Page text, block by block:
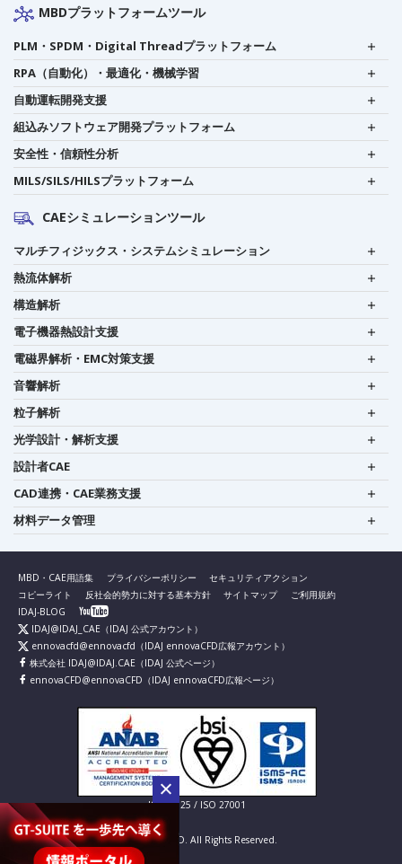
MBDプラットフォームツール
PLM・SPDM・Digital Threadプラットフォーム
RPA（自動化）・最適化・機械学習
自動運転開発支援
組込みソフトウェア開発プラットフォーム
安全性・信頼性分析
MILS/SILS/HILSプラットフォーム
CAEシミュレーションツール
マルチフィジックス・システムシミュレーション
熱流体解析
構造解析
電子機器熱設計支援
電磁界解析・EMC対策支援
音響解析
粒子解析
光学設計・解析支援
設計者CAE
CAD連携・CAE業務支援
材料データ管理
MBD・CAE用語集 プライバシーポリシー
セキュリティアクション
コピーライト
反社会的勢力に対する基本方針 サイトマップ
ご利用規約
IDAJ-BLOG
IDAJ@IDAJ_CAE （IDAJ 公式アカウント）
ennovacfd@ennovacfd （IDAJ ennovaCFD広報アカウント）
株式会社 IDAJ@IDAJ.CAE （IDAJ 公式ページ）
ennovaCFD@ennovaCFD （IDAJ ennovaCFD広報ページ）
IS 826725 / ISO 27001
© IDAJ Co., LTD. All Rights Reserved.